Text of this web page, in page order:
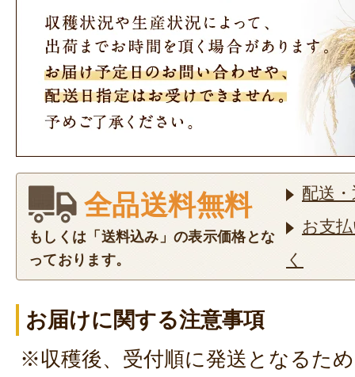
全品送料無料
もしくは「送料込み」の表示価格とな
っております。
配送
お支
く
お届けに関する注意事項
※収穫後、受付順に発送となるため